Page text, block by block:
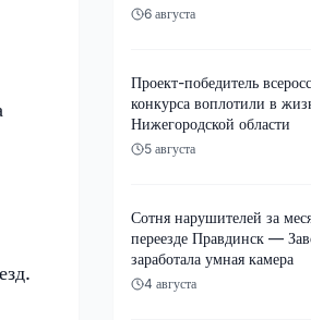
6 августа
Проект-победитель
конкурса воплотили в
Нижегородской области
5 августа
Сотня нарушителей за
переезде Правдинск —
заработала умная камера
4 августа